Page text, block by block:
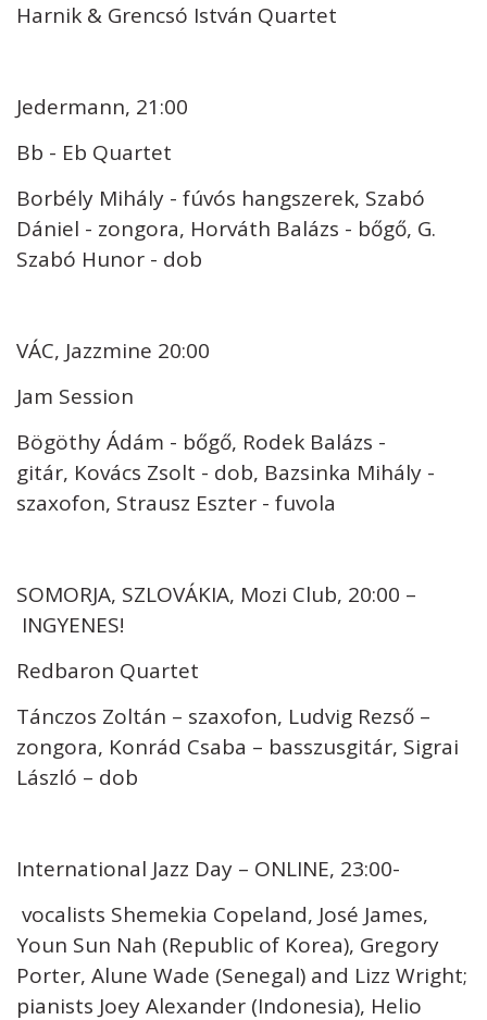
Harnik & Grencsó István Quartet
Jedermann, 21:00
Bb - Eb Quartet
Borbély Mihály - fúvós hangszerek, Szabó
Dániel - zongora, Horváth Balázs - bőgő, G.
Szabó Hunor - dob
VÁC, Jazzmine 20:00
Jam Session
Bögöthy Ádám - bőgő, Rodek Balázs -
gitár, Kovács Zsolt - dob, Bazsinka Mihály -
szaxofon, Strausz Eszter - fuvola
SOMORJA, SZLOVÁKIA, Mozi Club, 20:00 –
INGYENES!
Redbaron Quartet
Tánczos Zoltán – szaxofon, Ludvig Rezső –
zongora, Konrád Csaba – basszusgitár, Sigrai
László – dob
International Jazz Day – ONLINE, 23:00-
vocalists Shemekia Copeland, José James,
Youn Sun Nah (Republic of Korea), Gregory
Porter, Alune Wade (Senegal) and Lizz Wright;
pianists Joey Alexander (Indonesia), Helio